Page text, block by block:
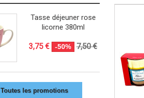
Tasse déjeuner rose
licorne 380ml
3,75 € -50% 7,50 €
Toutes les promotions